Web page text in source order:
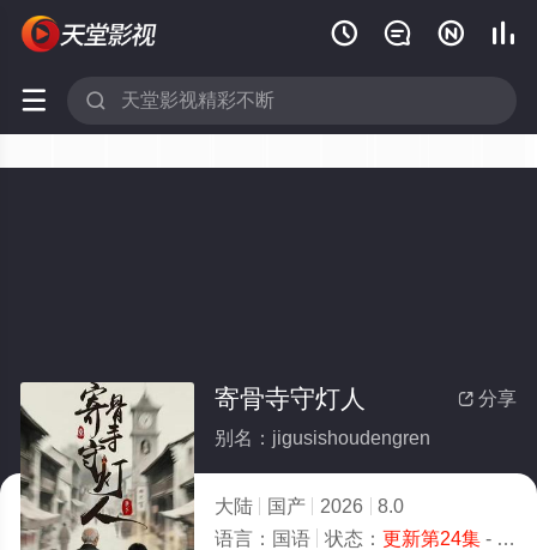
   
 
 分享
寄骨寺守灯人
别名：jigusishoudengren
大陆 国产 2026
8.0
语言： 国语 状态： 更新第24集- 免费在线观看